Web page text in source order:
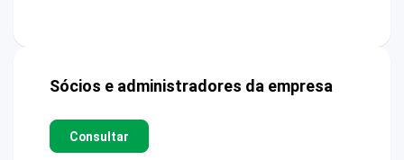
Sócios e administradores da empresa
Consultar